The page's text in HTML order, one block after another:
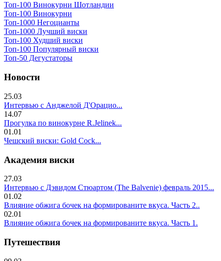
Топ-100 Винокурни Шотландии
Топ-100 Винокурни
Топ-1000 Негоцианты
Топ-1000 Лучший виски
Топ-100 Худший виски
Топ-100 Популярный виски
Топ-50 Дегустаторы
Новости
25.03
Интервью с Анджелой Д'Орацио...
14.07
Прогулка по винокурне R.Jelinek...
01.01
Чешский виски: Gold Cock...
Академия виски
27.03
Интервью с Дэвидом Стюартом (The Balvenie) февраль 2015...
01.02
Влияние обжига бочек на формированите вкуса. Часть 2..
02.01
Влияние обжига бочек на формированите вкуса. Часть 1.
Путешествия